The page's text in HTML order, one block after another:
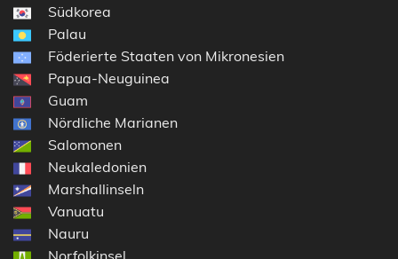
Südkorea
Palau
Föderierte Staaten von Mikronesien
Papua-Neuguinea
Guam
Nördliche Marianen
Salomonen
Neukaledonien
Marshallinseln
Vanuatu
Nauru